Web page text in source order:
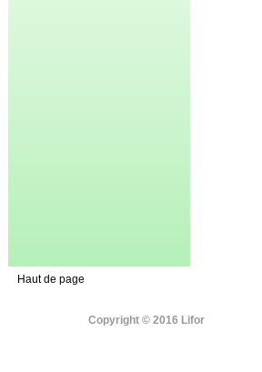
Haut de page
Copyright © 2016 Lifor